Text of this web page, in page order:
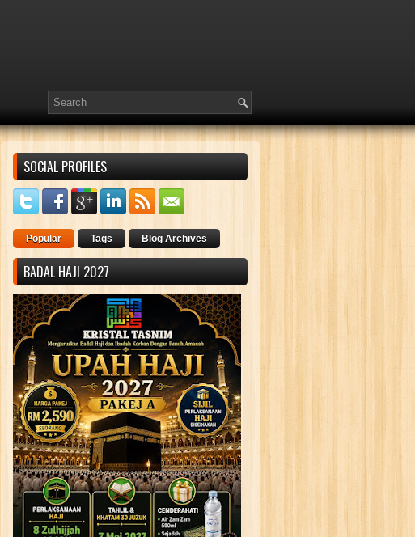
SOCIAL PROFILES
Popular Tags Blog Archives
BADAL HAJI 2027